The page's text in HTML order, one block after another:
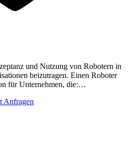
und Nutzung von Robotern in
beizutragen. Einen Roboter
für Unternehmen, die:…
Anfragen